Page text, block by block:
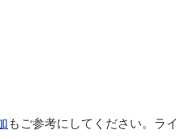
もご参考にしてください。ラ